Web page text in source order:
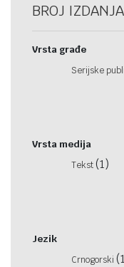
BROJ
Vrsta građe
Serijske
Vrsta medija
Tekst(1)
Jezik
Crnogorski